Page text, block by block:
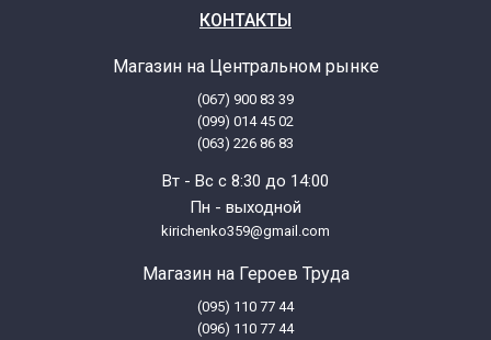
КОНТАКТЫ
Магазин на Центральном рынке
(067) 900 83 39
(099) 014 45 02
(063) 226 86 83
Вт - Вс с 8:30 до 14:00
Пн - выходной
kirichenko359@gmail.com
Магазин на Героев Труда
(095) 110 77 44
(096) 110 77 44